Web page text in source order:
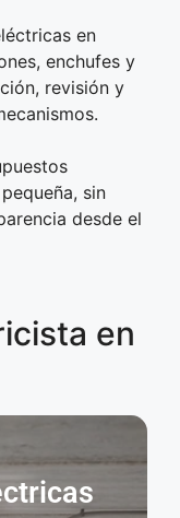
en
enchufes y
revisión y
sin
desde el
en